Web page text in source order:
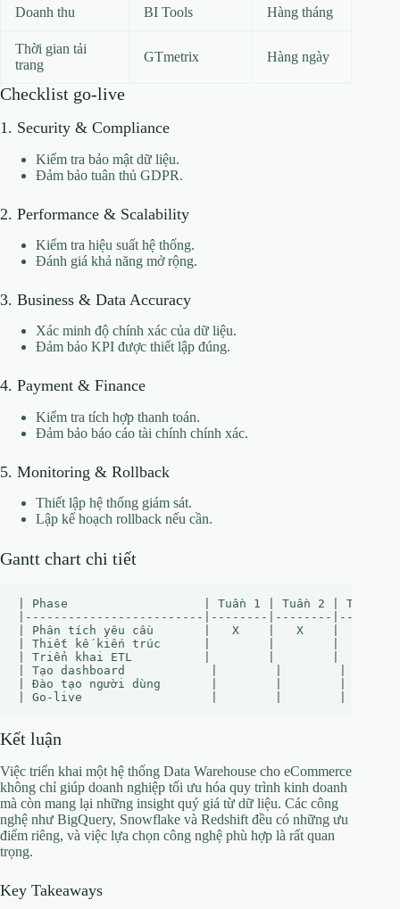
Doanh thu BI Tools Hàng tháng
Thời gian tải
trang
GTmetrix Hàng ngày
Checklist go-live
1. Security & Compliance
Kiểm tra bảo mật dữ liệu.
Đảm bảo tuân thủ GDPR.
2. Performance & Scalability
Kiểm tra hiệu suất hệ thống.
Đánh giá khả năng mở rộng.
3. Business & Data Accuracy
Xác minh độ chính xác của dữ liệu.
Đảm bảo KPI được thiết lập đúng.
4. Payment & Finance
Kiểm tra tích hợp thanh toán.
Đảm bảo báo cáo tài chính chính xác.
5. Monitoring & Rollback
Thiết lập hệ thống giám sát.
Lập kế hoạch rollback nếu cần.
Gantt chart chi tiết
| Phase                   | Tuần 1 | Tuần 2 | Tuần 3 |
|-------------------------|--------|--------
| Phân tích yêu cầu       |   X    |   X
| Thiết kế kiến trúc      |        |        |
| Triển khai ETL          |        |        |
| Tạo dashboard            |        |
| Đào tạo người dùng       |        |
Kết luận
Việc triển khai một hệ thống Data Warehouse cho eCommerce
không chỉ giúp doanh nghiệp tối ưu hóa quy trình kinh doanh
mà còn mang lại những insight quý giá từ dữ liệu. Các công
nghệ như BigQuery, Snowflake và Redshift đều có những ưu
điểm riêng, và việc lựa chọn công nghệ phù hợp là rất quan
trọng.
Key Takeaways